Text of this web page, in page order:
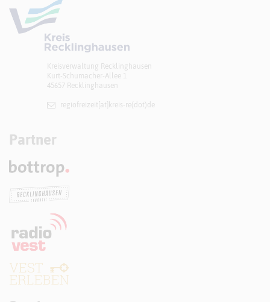
Kreisverwaltung Recklinghausen
Kurt-Schumacher-Allee 1
45657 Recklinghausen
regiofreizeit[at]​kreis-re(dot)de
Partner